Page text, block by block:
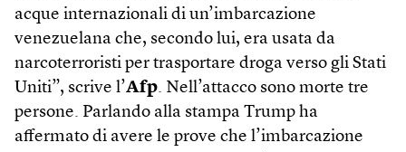
acque internazionali di un’imbarcazione
venezuelana che, secondo lui, era usata da
narcoterroristi per trasportare droga verso gli Stati
Uniti”, scrive l’Afp. Nell’attacco sono morte tre
persone. Parlando alla stampa Trump ha
affermato di avere le prove che l’imbarcazione